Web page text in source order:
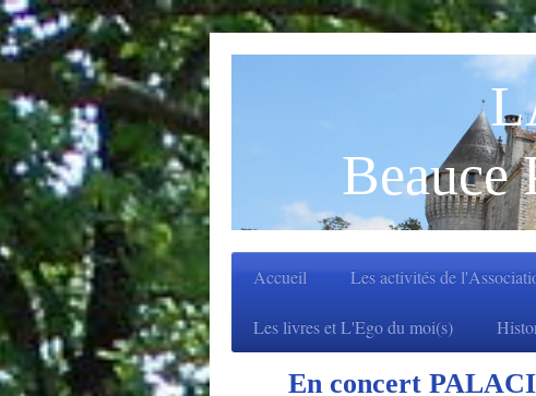
Beauce
Accueil Les activités de
Les livres et L'Ego du moi(s)
En concert